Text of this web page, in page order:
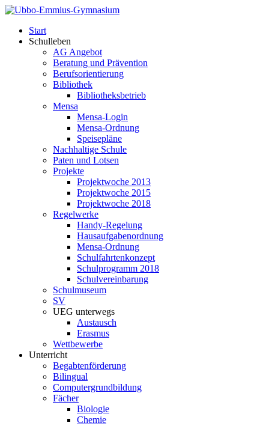
Start
Schulleben
AG Angebot
Beratung und Prävention
Berufsorientierung
Bibliothek
Bibliotheksbetrieb
Mensa
Mensa-Login
Mensa-Ordnung
Speisepläne
Nachhaltige Schule
Paten und Lotsen
Projekte
Projektwoche 2013
Projektwoche 2015
Projektwoche 2018
Regelwerke
Handy-Regelung
Hausaufgabenordnung
Mensa-Ordnung
Schulfahrtenkonzept
Schulprogramm 2018
Schulvereinbarung
Schulmuseum
SV
UEG unterwegs
Austausch
Erasmus
Wettbewerbe
Unterricht
Begabtenförderung
Bilingual
Computergrundbildung
Fächer
Biologie
Chemie